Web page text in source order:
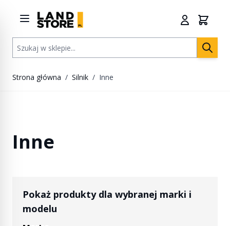
Szukaj w sklepie...
Strona główna / Silnik / Inne
Inne
Pokaż produkty dla wybranej marki i
modelu